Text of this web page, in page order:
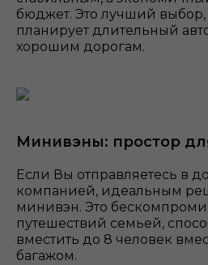
бюджет. Это лучший
планирует длительный
хорошим дорогам.
Минивэны: простор
Если Вы отправляетесь в
компанией, идеальным
минивэн. Это
путешествий семьей,
вместить до 8 человек
багажом.